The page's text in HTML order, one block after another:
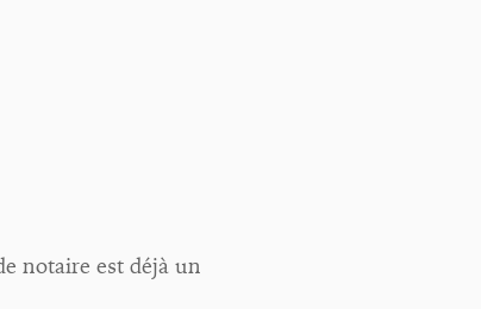
notaire est déjà un